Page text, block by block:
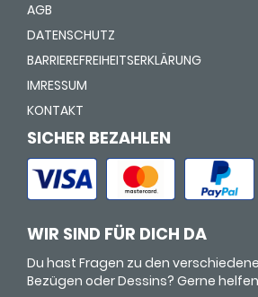
AGB
DATENSCHUTZ
BARRIEREFREIHEITSERKLÄRUNG
IMRESSUM
KONTAKT
SICHER BEZAHLEN
WIR SIND FÜR DICH DA
Du hast Fragen zu den
Bezügen oder Dessins? Gerne